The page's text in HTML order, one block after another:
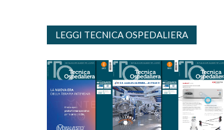
LEGGI TECNICA OSPEDALIERA